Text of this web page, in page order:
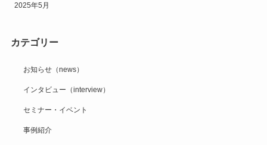
2025年5月
カテゴリー
お知らせ（news）
インタビュー（interview）
セミナー・イベント
事例紹介